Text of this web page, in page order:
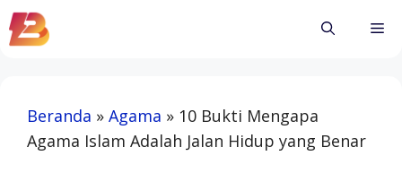
Skip
to
Beranda » Agama » 10 Bukti Mengapa
Agama Islam Adalah Jalan Hidup yang Benar